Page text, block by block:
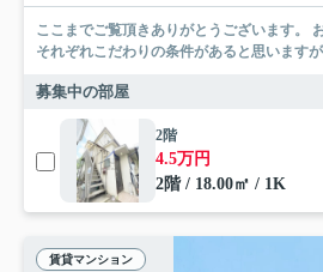
ここまでご覧頂きありがとうございます。 お部屋探しの際には、皆さま
それぞれこだわりの条件があると思います
募集中の部屋
2階
4.5万円
2階 / 18.00㎡ / 1K
賃貸マンション